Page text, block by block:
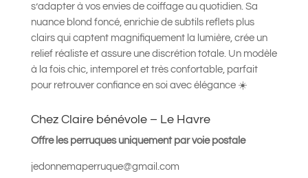
s’adapter à vos envies de coiffage au quotidien. Sa
nuance blond foncé, enrichie de subtils reflets plus
clairs qui captent magnifiquement la lumière, crée un
relief réaliste et assure une discrétion totale. Un modèle
à la fois chic, intemporel et très confortable, parfait
pour retrouver confiance en soi avec élégance ☀️
Chez Claire bénévole – Le Havre
Offre les perruques uniquement par voie postale
jedonnemaperruque@gmail.com